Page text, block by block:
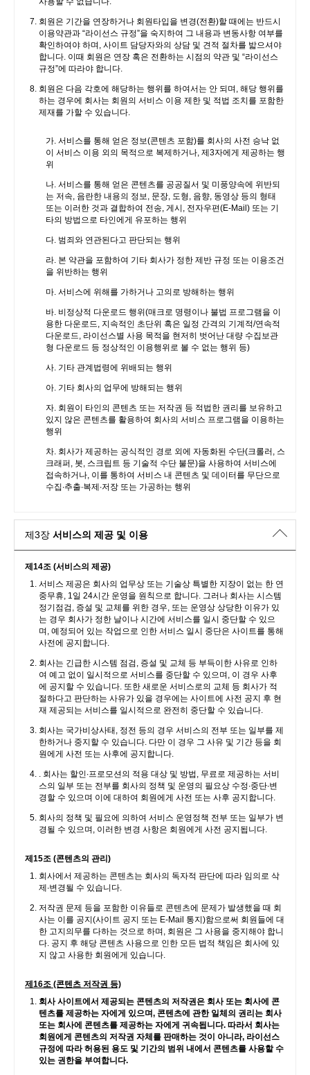
회원은 기간을 연장하거나 회원타입을 변경(전환)할 때에는 반드시
이용약관과 “라이선스 규정”을 숙지하여 그 내용과 변동사항 여부를
확인하여야 하며, 사이트 담당자와의 상담 및 견적 절차를 밟으셔야
합니다. 이때 회원은 연장 혹은 전환하는 시점의 약관 및 “라이선스
규정”에 따라야 합니다.
회원은 다음 각호에 해당하는 행위를 하여서는 안 되며, 해당 행위를
하는 경우에 회사는 회원의 서비스 이용 제한 및 적법 조치를 포함한
제재를 가할 수 있습니다.
가. 서비스를 통해 얻은 정보(콘텐츠 포함)를 회사의 사전 승낙 없
이 서비스 이용 외의 목적으로 복제하거나, 제3자에게 제공하는 행
위
나. 서비스를 통해 얻은 콘텐츠를 공공질서 및 미풍양속에 위반되
는 저속, 음란한 내용의 정보, 문장, 도형, 음향, 동영상 등의 형태
또는 이러한 것과 결합하여 전송, 게시, 전자우편(E-Mail) 또는 기
타의 방법으로 타인에게 유포하는 행위
다. 범죄와 연관된다고 판단되는 행위
라. 본 약관을 포함하여 기타 회사가 정한 제반 규정 또는 이용조건
을 위반하는 행위
마. 서비스에 위해를 가하거나 고의로 방해하는 행위
바. 비정상적 다운로드 행위(매크로 명령이나 불법 프로그램을 이
용한 다운로드, 지속적인 초단위 혹은 일정 간격의 기계적/연속적
다운로드, 라이선스별 사용 목적을 현저히 벗어난 대량 수집보관
형 다운로드 등 정상적인 이용행위로 볼 수 없는 행위 등)
사. 기타 관계법령에 위배되는 행위
아. 기타 회사의 업무에 방해되는 행위
자. 회원이 타인의 콘텐츠 또는 저작권 등 적법한 권리를 보유하고
있지 않은 콘텐츠를 활용하여 회사의 서비스 프로그램을 이용하는
행위
차. 회사가 제공하는 공식적인 경로 외에 자동화된 수단(크롤러, 스
크래퍼, 봇, 스크립트 등 기술적 수단 불문)을 사용하여 서비스에
접속하거나, 이를 통하여 서비스 내 콘텐츠 및 데이터를 무단으로
수집∙추출∙복제∙저장 또는 가공하는 행위
제3장 서비스의 제공 및 이용
제14조 (서비스의 제공)
서비스 제공은 회사의 업무상 또는 기술상 특별한 지장이 없는 한 연
중무휴, 1일 24시간 운영을 원칙으로 합니다. 그러나 회사는 시스템
정기점검, 증설 및 교체를 위한 경우, 또는 운영상 상당한 이유가 있
는 경우 회사가 정한 날이나 시간에 서비스를 일시 중단할 수 있으
며, 예정되어 있는 작업으로 인한 서비스 일시 중단은 사이트를 통해
사전에 공지합니다.
회사는 긴급한 시스템 점검, 증설 및 교체 등 부득이한 사유로 인하
여 예고 없이 일시적으로 서비스를 중단할 수 있으며, 이 경우 사후
에 공지할 수 있습니다. 또한 새로운 서비스로의 교체 등 회사가 적
절하다고 판단하는 사유가 있을 경우에는 사이트에 사전 공지 후 현
재 제공되는 서비스를 일시적으로 완전히 중단할 수 있습니다.
회사는 국가비상사태, 정전 등의 경우 서비스의 전부 또는 일부를 제
한하거나 중지할 수 있습니다. 다만 이 경우 그 사유 및 기간 등을 회
원에게 사전 또는 사후에 공지합니다.
. 회사는 할인∙프로모션의 적용 대상 및 방법, 무료로 제공하는 서비
스의 일부 또는 전부를 회사의 정책 및 운영의 필요상 수정∙중단∙변
경할 수 있으며 이에 대하여 회원에게 사전 또는 사후 공지합니다.
회사의 정책 및 필요에 의하여 서비스 운영정책 전부 또는 일부가 변
경될 수 있으며, 이러한 변경 사항은 회원에게 사전 공지됩니다.
제15조 (콘텐츠의 관리)
회사에서 제공하는 콘텐츠는 회사의 독자적 판단에 따라 임의로 삭
제∙변경될 수 있습니다.
저작권 문제 등을 포함한 이유들로 콘텐츠에 문제가 발생했을 때 회
사는 이를 공지(사이트 공지 또는 E-Mail 통지)함으로써 회원들에 대
한 고지의무를 다하는 것으로 하며, 회원은 그 사용을 중지해야 합니
다. 공지 후 해당 콘텐츠 사용으로 인한 모든 법적 책임은 회사에 있
지 않고 사용한 회원에게 있습니다.
제16조 (콘텐츠 저작권 등)
회사 사이트에서 제공되는 콘텐츠의 저작권은 회사 또는 회사에 콘
텐츠를 제공하는 자에게 있으며, 콘텐츠에 관한 일체의 권리는 회사
또는 회사에 콘텐츠를 제공하는 자에게 귀속됩니다. 따라서 회사는
회원에게 콘텐츠의 저작권 자체를 판매하는 것이 아니라, 라이선스
규정에 따라 허용된 용도 및 기간의 범위 내에서 콘텐츠를 사용할 수
있는 권한을 부여합니다.